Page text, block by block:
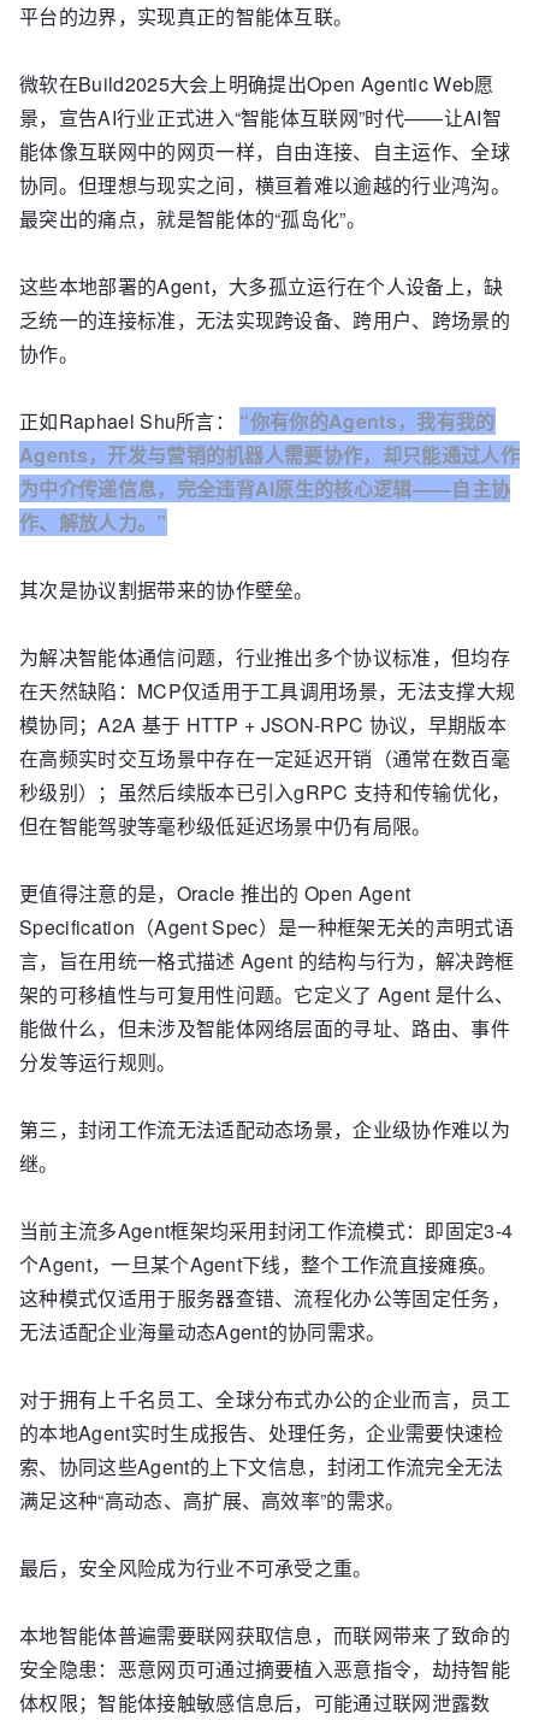
平台的边界，实现真正的智能体互联。
微软在Build2025大会上明确提出Open Agentic Web愿
景，宣告AI行业正式进入“智能体互联网”时代——让AI智
能体像互联网中的网页一样，自由连接、自主运作、全球
协同。但理想与现实之间，横亘着难以逾越的行业鸿沟。
最突出的痛点，就是智能体的“孤岛化”。
这些本地部署的Agent，大多孤立运行在个人设备上，缺
乏统一的连接标准，无法实现跨设备、跨用户、跨场景的
协作。
正如Raphael Shu所言： “你有你的Agents，我有我的
Agents，开发与营销的机器人需要协作，却只能通过人作
为中介传递信息，完全违背AI原生的核心逻辑——自主协
作、解放人力。”
其次是协议割据带来的协作壁垒。
为解决智能体通信问题，行业推出多个协议标准，但均存
在天然缺陷：MCP仅适用于工具调用场景，无法支撑大规
模协同；A2A 基于 HTTP + JSON-RPC 协议，早期版本
在高频实时交互场景中存在一定延迟开销（通常在数百毫
秒级别）；虽然后续版本已引入gRPC 支持和传输优化，
但在智能驾驶等毫秒级低延迟场景中仍有局限。
更值得注意的是，Oracle 推出的 Open Agent
Specification（Agent Spec）是一种框架无关的声明式语
言，旨在用统一格式描述 Agent 的结构与行为，解决跨框
架的可移植性与可复用性问题。它定义了 Agent 是什么、
能做什么，但未涉及智能体网络层面的寻址、路由、事件
分发等运行规则。
第三，封闭工作流无法适配动态场景，企业级协作难以为
继。
当前主流多Agent框架均采用封闭工作流模式：即固定3-4
个Agent，一旦某个Agent下线，整个工作流直接瘫痪。
这种模式仅适用于服务器查错、流程化办公等固定任务，
无法适配企业海量动态Agent的协同需求。
对于拥有上千名员工、全球分布式办公的企业而言，员工
的本地Agent实时生成报告、处理任务，企业需要快速检
索、协同这些Agent的上下文信息，封闭工作流完全无法
满足这种“高动态、高扩展、高效率”的需求。
最后，安全风险成为行业不可承受之重。
本地智能体普遍需要联网获取信息，而联网带来了致命的
安全隐患：恶意网页可通过摘要植入恶意指令，劫持智能
体权限；智能体接触敏感信息后，可能通过联网泄露数